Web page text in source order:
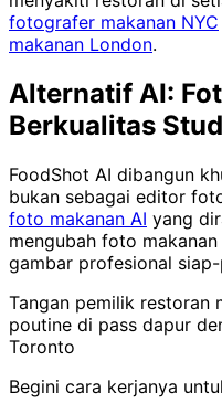
fotografer makanan NYC
makanan London.
Alternatif AI:
Berkualitas
FoodShot AI dibangun
bukan sebagai editor
foto makanan AI yang
mengubah foto
gambar profesional
Tangan pemilik restoran
poutine di pass dapur
Toronto
Begini cara kerjanya